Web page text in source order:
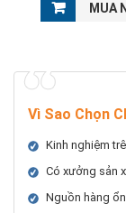
MUA
Vì Sao Chọn
Kinh nghiệm
Có xưởng sản
Nguồn hàng